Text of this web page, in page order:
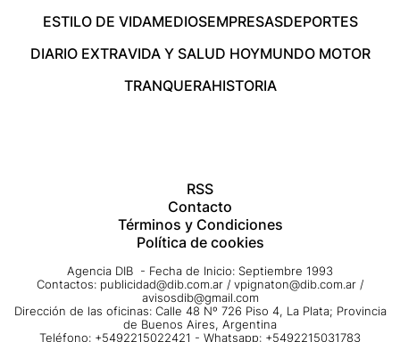
ESTILO DE VIDAMEDIOSEMPRESASDEPORTES
DIARIO EXTRAVIDA Y SALUD HOYMUNDO MOTOR
TRANQUERAHISTORIA
RSS
Contacto
Términos y Condiciones
Política de cookies
Agencia DIB - Fecha de Inicio: Septiembre 1993
Contactos: publicidad@dib.com.ar / vpignaton@dib.com.ar /
avisosdib@gmail.com
Dirección de las oficinas: Calle 48 Nº 726 Piso 4, La Plata; Provincia
de Buenos Aires, Argentina
Teléfono: +5492215022421 - Whatsapp: +5492215031783